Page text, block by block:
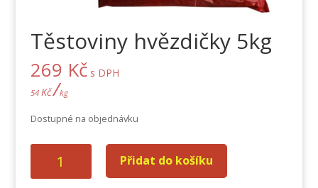
Těstoviny hvězdičky 5kg
269 Kč s DPH
54 Kč/kg
Dostupné na objednávku
hvězdičky
Přidat do košíku